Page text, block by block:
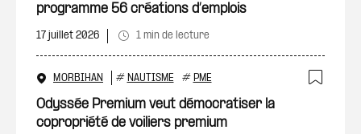
programme 56 créations d’emplois
17 juillet 2026 1 min de lecture
MORBIHAN # NAUTISME # PME
Odyssée Premium veut démocratiser la
copropriété de voiliers premium